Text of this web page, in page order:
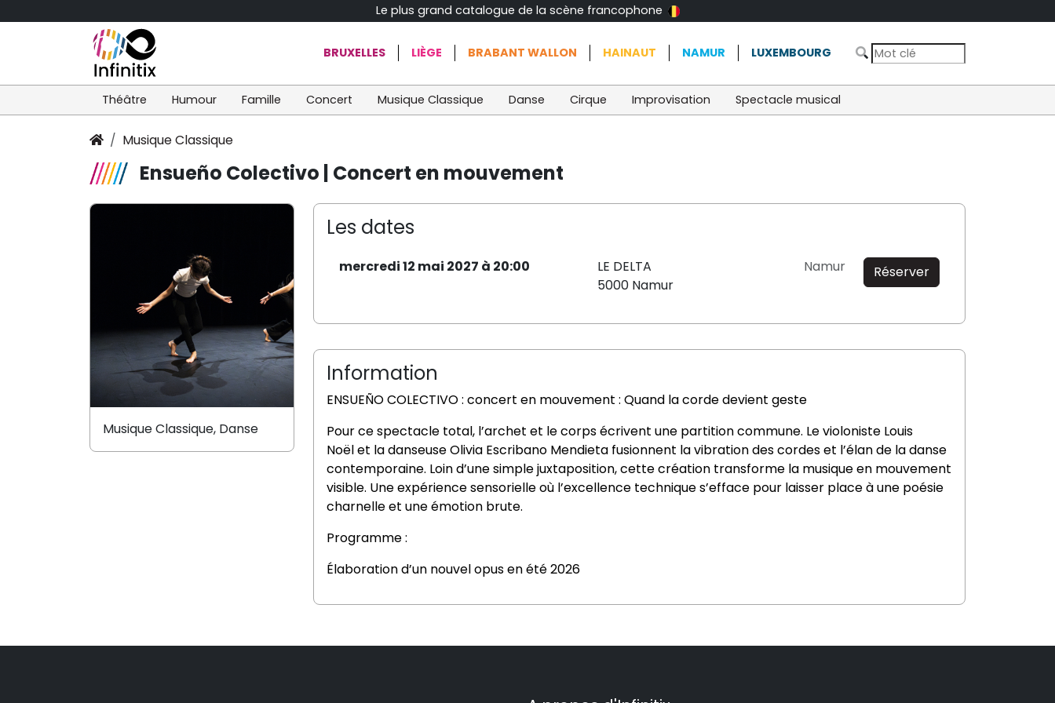
Le plus grand catalogue de la scène francophone
BRUXELLES LIÈGE BRABANT WALLON HAINAUT NAMUR LUXEMBOURG
Théâtre Humour Famille Concert Musique Classique Danse Cirque Improvisation Spectacle musical
Musique Classique
Ensueño Colectivo | Concert en mouvement
Les dates
mercredi 12 mai 2027 à 20:00
LE DELTA
5000 Namur
Namur Réserver
Information
ENSUEÑO COLECTIVO : concert en mouvement : Quand la corde devient geste
Pour ce spectacle total, l’archet et le corps écrivent une partition commune. Le violoniste Louis
Noëlet la danseuseOlivia Escribano Mendieta fusionnent la vibration des cordes et l’élan de la danse
contemporaine. Loin d’une simple juxtaposition, cette création transforme la musique en mouvement
visible. Une expérience sensorielle où l’excellence technique s’efface pour laisser place à une poésie
charnelle et une émotion brute.
Programme :
Élaboration d’un nouvel opus en été 2026
Musique Classique, Danse